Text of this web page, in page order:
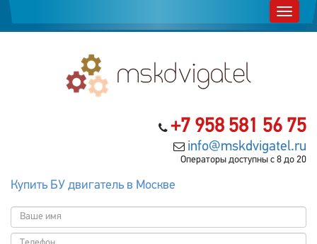
+7 958 581 56 75
info@mskdvigatel.ru
Операторы доступны с 8 до 20
Купить БУ двигатель в Москве